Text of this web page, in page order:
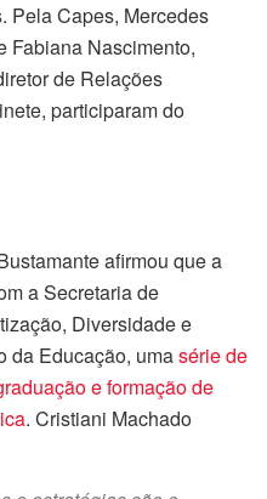
Pela Capes, Mercedes
Fabiana Nascimento,
de Relações
participaram do
afirmou que a
a Secretaria de
Diversidade e
da Educação, umasérie de
e formação de
. Cristiani Machado